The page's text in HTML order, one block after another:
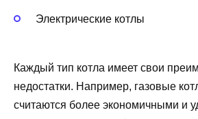
Электрические котлы
Каждый тип котла имеет свои
недостатки. Например, газовые
считаются более экономичными и